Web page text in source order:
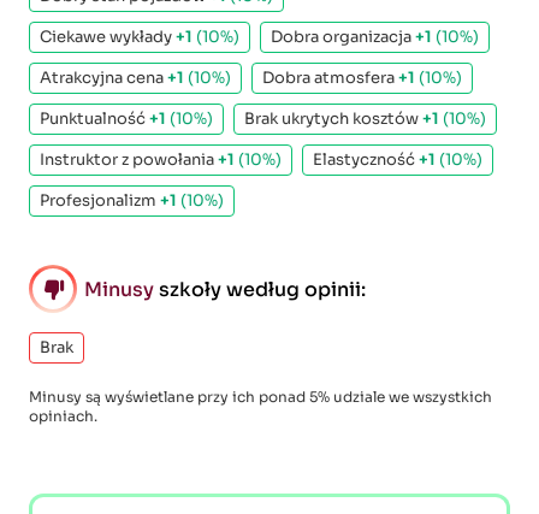
Ciekawe wykłady+1 (10%) Dobra organizacja+1 (10%)
Atrakcyjna cena+1 (10%) Dobra atmosfera+1 (10%)
Punktualność+1 (10%) Brak ukrytych kosztów+1 (10%)
Instruktor z powołania+1 (10%) Elastyczność+1 (10%)
Profesjonalizm +1 (10%)
Minusyszkoły według opinii:
Brak
Minusy są wyświetlane przy ich ponad 5% udziale we wszystkich
opiniach.